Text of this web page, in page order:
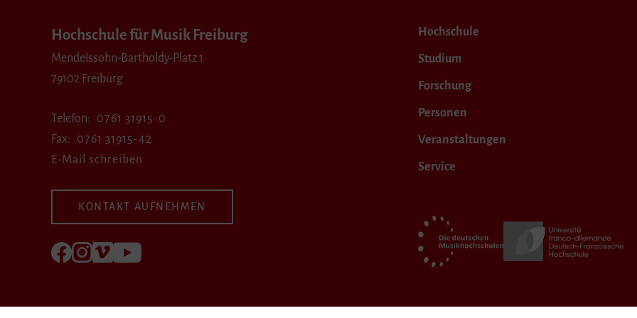
Hochschule für Musik Freiburg
Mendelssohn-Bartholdy-Platz 1
79102 Freiburg
Telefon
0761 31915-0
Fax
0761 31915-42
E-Mail schreiben
KONTAKT AUFNEHMEN
Folgen Sie uns auf Facebook
Folgen Sie uns auf Instagram
Besuchen Sie uns bei Vimeo
Besuchen Sie uns bei youtube
Hochschule
Studium
Forschung
Personen
Veranstaltungen
Service